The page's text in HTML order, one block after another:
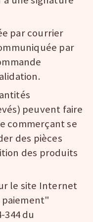
par courrier
par
peuvent faire
commerçant se
des pièces
des produits
le site Internet
344 du